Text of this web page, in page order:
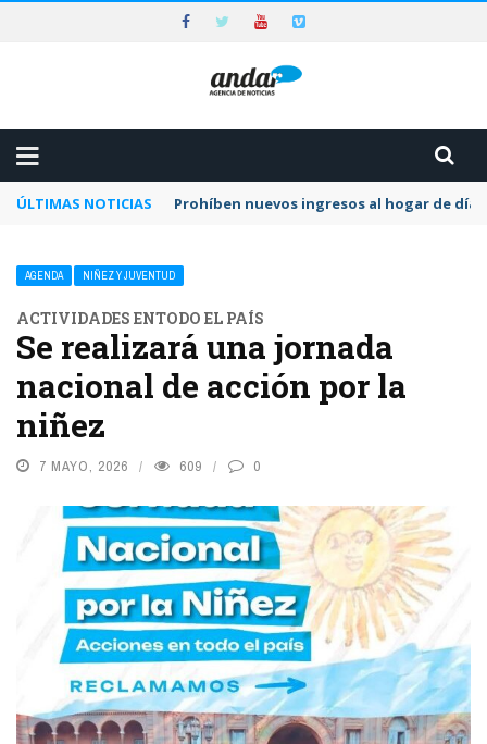
ÚLTIMAS NOTICIAS Prohíben nuevos ingresos al hogar de día
AGENDA NIÑEZ Y JUVENTUD
ACTIVIDADES ENTODO EL PAÍS
Se realizará una jornada
nacional de acción por la
niñez
7 MAYO, 2026 609 0